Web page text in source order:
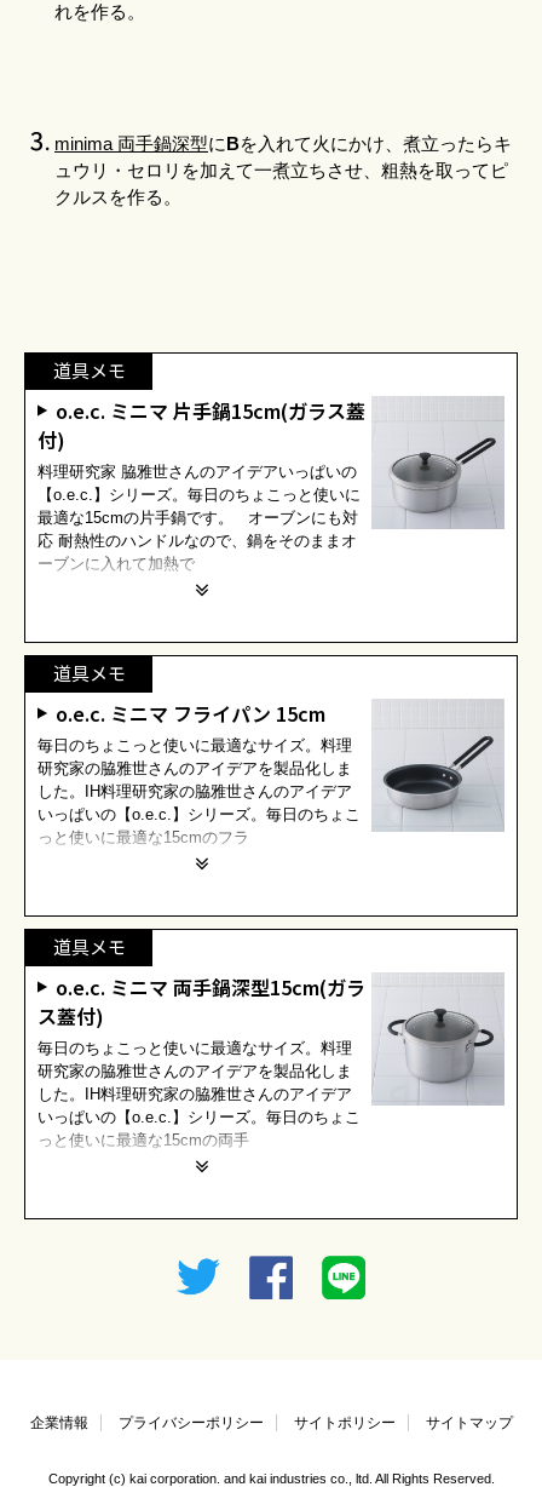
れを作る。
minima 両手鍋深型にBを入れて火にかけ、煮立ったらキ
ュウリ・セロリを加えて一煮立ちさせ、粗熱を取ってピ
クルスを作る。
道具メモ
o.e.c. ミニマ 片手鍋15cm(ガラス蓋
付)
料理研究家 脇雅世さんのアイデアいっぱいの
【o.e.c.】シリーズ。毎日のちょこっと使いに
最適な15cmの片手鍋です。 オーブンにも対
応 耐熱性のハンドルなので、鍋をそのままオ
ーブンに入れて加熱で
道具メモ
o.e.c. ミニマ フライパン 15cm
毎日のちょこっと使いに最適なサイズ。料理
研究家の脇雅世さんのアイデアを製品化しま
した。IH料理研究家の脇雅世さんのアイデア
いっぱいの【o.e.c.】シリーズ。毎日のちょこ
っと使いに最適な15cmのフラ
道具メモ
o.e.c. ミニマ 両手鍋深型15cm(ガラ
ス蓋付)
毎日のちょこっと使いに最適なサイズ。料理
研究家の脇雅世さんのアイデアを製品化しま
した。IH料理研究家の脇雅世さんのアイデア
いっぱいの【o.e.c.】シリーズ。毎日のちょこ
っと使いに最適な15cmの両手
企業情報 プライバシーポリシー サイトポリシー サイトマップ
Copyright (c) kai corporation. and kai industries co., ltd. All Rights Reserved.